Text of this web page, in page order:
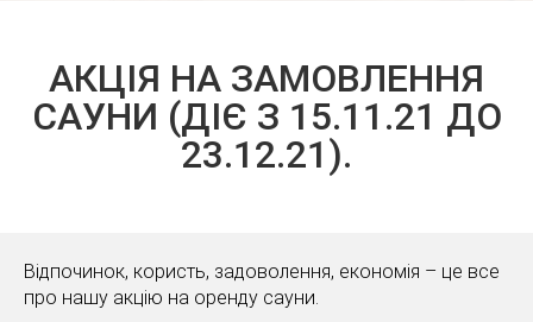
АКЦІЯ НА ЗАМОВЛЕННЯ
САУНИ (ДІЄ З 15.11.21 ДО
23.12.21).
Відпочинок, користь, задоволення, економія – це все
про нашу акцію на оренду сауни.